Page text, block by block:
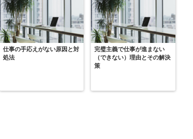
仕事の手応えがない原因と対
処法
完璧主義で仕事が進まない
（できない）理由とその解決
策